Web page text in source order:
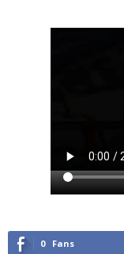
0 Fans